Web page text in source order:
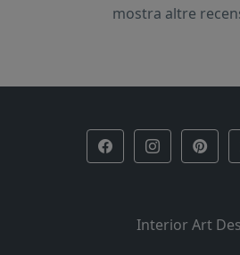
mostra altre
Interior Art